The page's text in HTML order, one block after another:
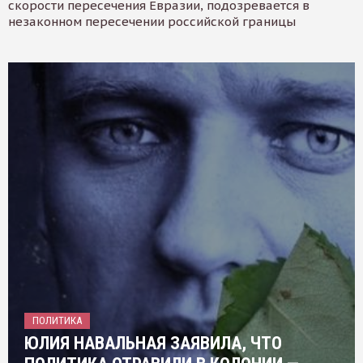
скорости пересечения Евразии, подозревается в
незаконном пересечении российской границы
ПОЛИТИКА
ЮЛИЯ НАВАЛЬНАЯ ЗАЯВИЛА, ЧТО